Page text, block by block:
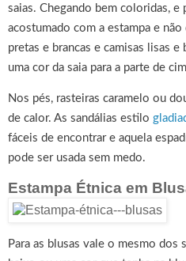
saias. Chegando bem coloridas, e
acostumado com a estampa e
pretas e brancas e camisas lisas
uma cor da saia para a parte de
Nos pés, rasteiras caramelo ou
de calor. As sandálias estilo
fáceis de encontrar e aquela
pode ser usada sem medo.
Estampa Étnica em
Para as blusas vale o mesmo dos